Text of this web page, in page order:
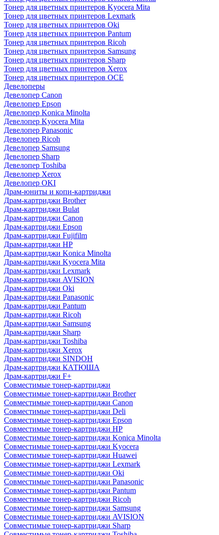
Тонер для цветных принтеров Kyocera Mita
Тонер для цветных принтеров Lexmark
Тонер для цветных принтеров Oki
Тонер для цветных принтеров Pantum
Тонер для цветных принтеров Ricoh
Тонер для цветных принтеров Samsung
Тонер для цветных принтеров Sharp
Тонер для цветных принтеров Xerox
Тонер для цветных принтеров OCE
Девелоперы
Девелопер Canon
Девелопер Epson
Девелопер Konica Minolta
Девелопер Kyocera Mita
Девелопер Panasonic
Девелопер Ricoh
Девелопер Samsung
Девелопер Sharp
Девелопер Toshiba
Девелопер Xerox
Девелопер OKI
Драм-юниты и копи-картриджи
Драм-картриджи Brother
Драм-картриджи Bulat
Драм-картриджи Canon
Драм-картриджи Epson
Драм-картриджи Fujifilm
Драм-картриджи HP
Драм-картриджи Konica Minolta
Драм-картриджи Kyocera Mita
Драм-картриджи Lexmark
Драм-картриджи AVISION
Драм-картриджи Oki
Драм-картриджи Panasonic
Драм-картриджи Pantum
Драм-картриджи Ricoh
Драм-картриджи Samsung
Драм-картриджи Sharp
Драм-картриджи Toshiba
Драм-картриджи Xerox
Драм-картриджи SINDOH
Драм-картриджи КАТЮША
Драм-картриджи F+
Совместимые тонер-картриджи
Совместимые тонер-картриджи Brother
Совместимые тонер-картриджи Canon
Совместимые тонер-картриджи Deli
Совместимые тонер-картриджи Epson
Совместимые тонер-картриджи HP
Совместимые тонер-картриджи Konica Minolta
Совместимые тонер-картриджи Kyocera
Совместимые тонер-картриджи Huawei
Совместимые тонер-картриджи Lexmark
Совместимые тонер-картриджи Oki
Совместимые тонер-картриджи Panasonic
Совместимые тонер-картриджи Pantum
Совместимые тонер-картриджи Ricoh
Совместимые тонер-картриджи Samsung
Совместимые тонер-картриджи AVISION
Совместимые тонер-картриджи Sharp